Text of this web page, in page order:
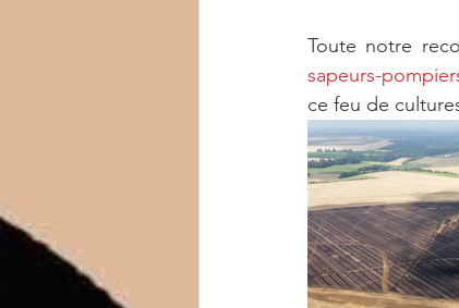
Toute notre
sapeurs-
ce feu de